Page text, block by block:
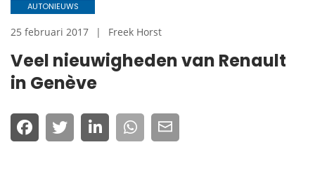
Veel nieuwigheden van Renault
in Genève
AUTONIEUWS
25 februari 2017 Freek Horst